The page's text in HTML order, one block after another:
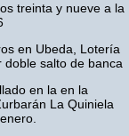
treinta y nueve a la
en Ubeda, Lotería
salto de banca
en la en la
La Quiniela